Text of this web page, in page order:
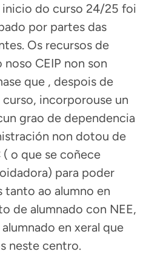
inicio do curso 24/25 foi
por partes das
Os recursos de
CEIP non son
que , despois de
incorporouse un
grao de dependencia
non dotou de
( o que se coñece
para poder
ao alumno en
de alumnado con NEE,
en xeral que
neste centro.